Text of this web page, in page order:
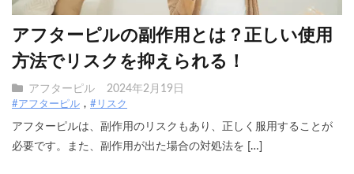
アフターピルの副作用とは？正しい使用
方法でリスクを抑えられる！
アフターピル 2024年2月19日
#アフターピル #リスク
アフターピルは、副作用のリスクもあり、正しく服用することが
必要です。また、副作用が出た場合の対処法を […]